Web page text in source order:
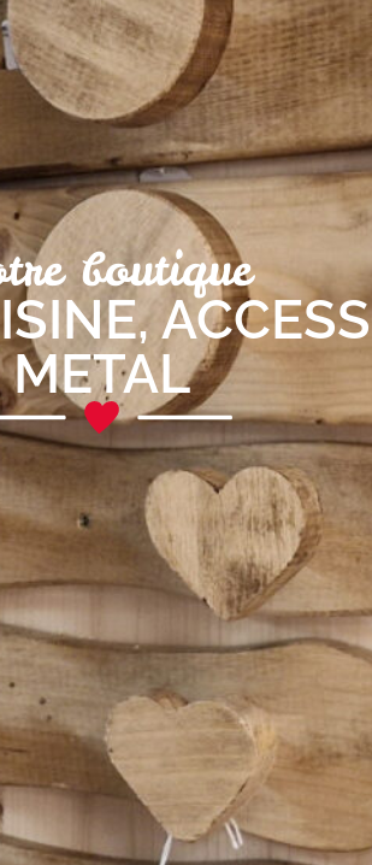
boutique
,
METAL